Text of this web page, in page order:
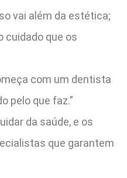
vai além da estética;
cuidado que os
com um dentista
pelo que faz.”
da saúde, e os
que garantem